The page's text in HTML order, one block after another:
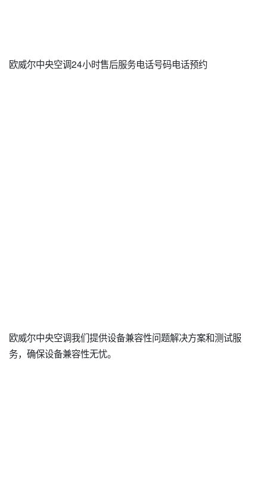
欧威尔中央空调24小时售后服务电话号码电话预约
欧威尔中央空调我们提供设备兼容性问题解决方案和测试服
务，确保设备兼容性无忧。